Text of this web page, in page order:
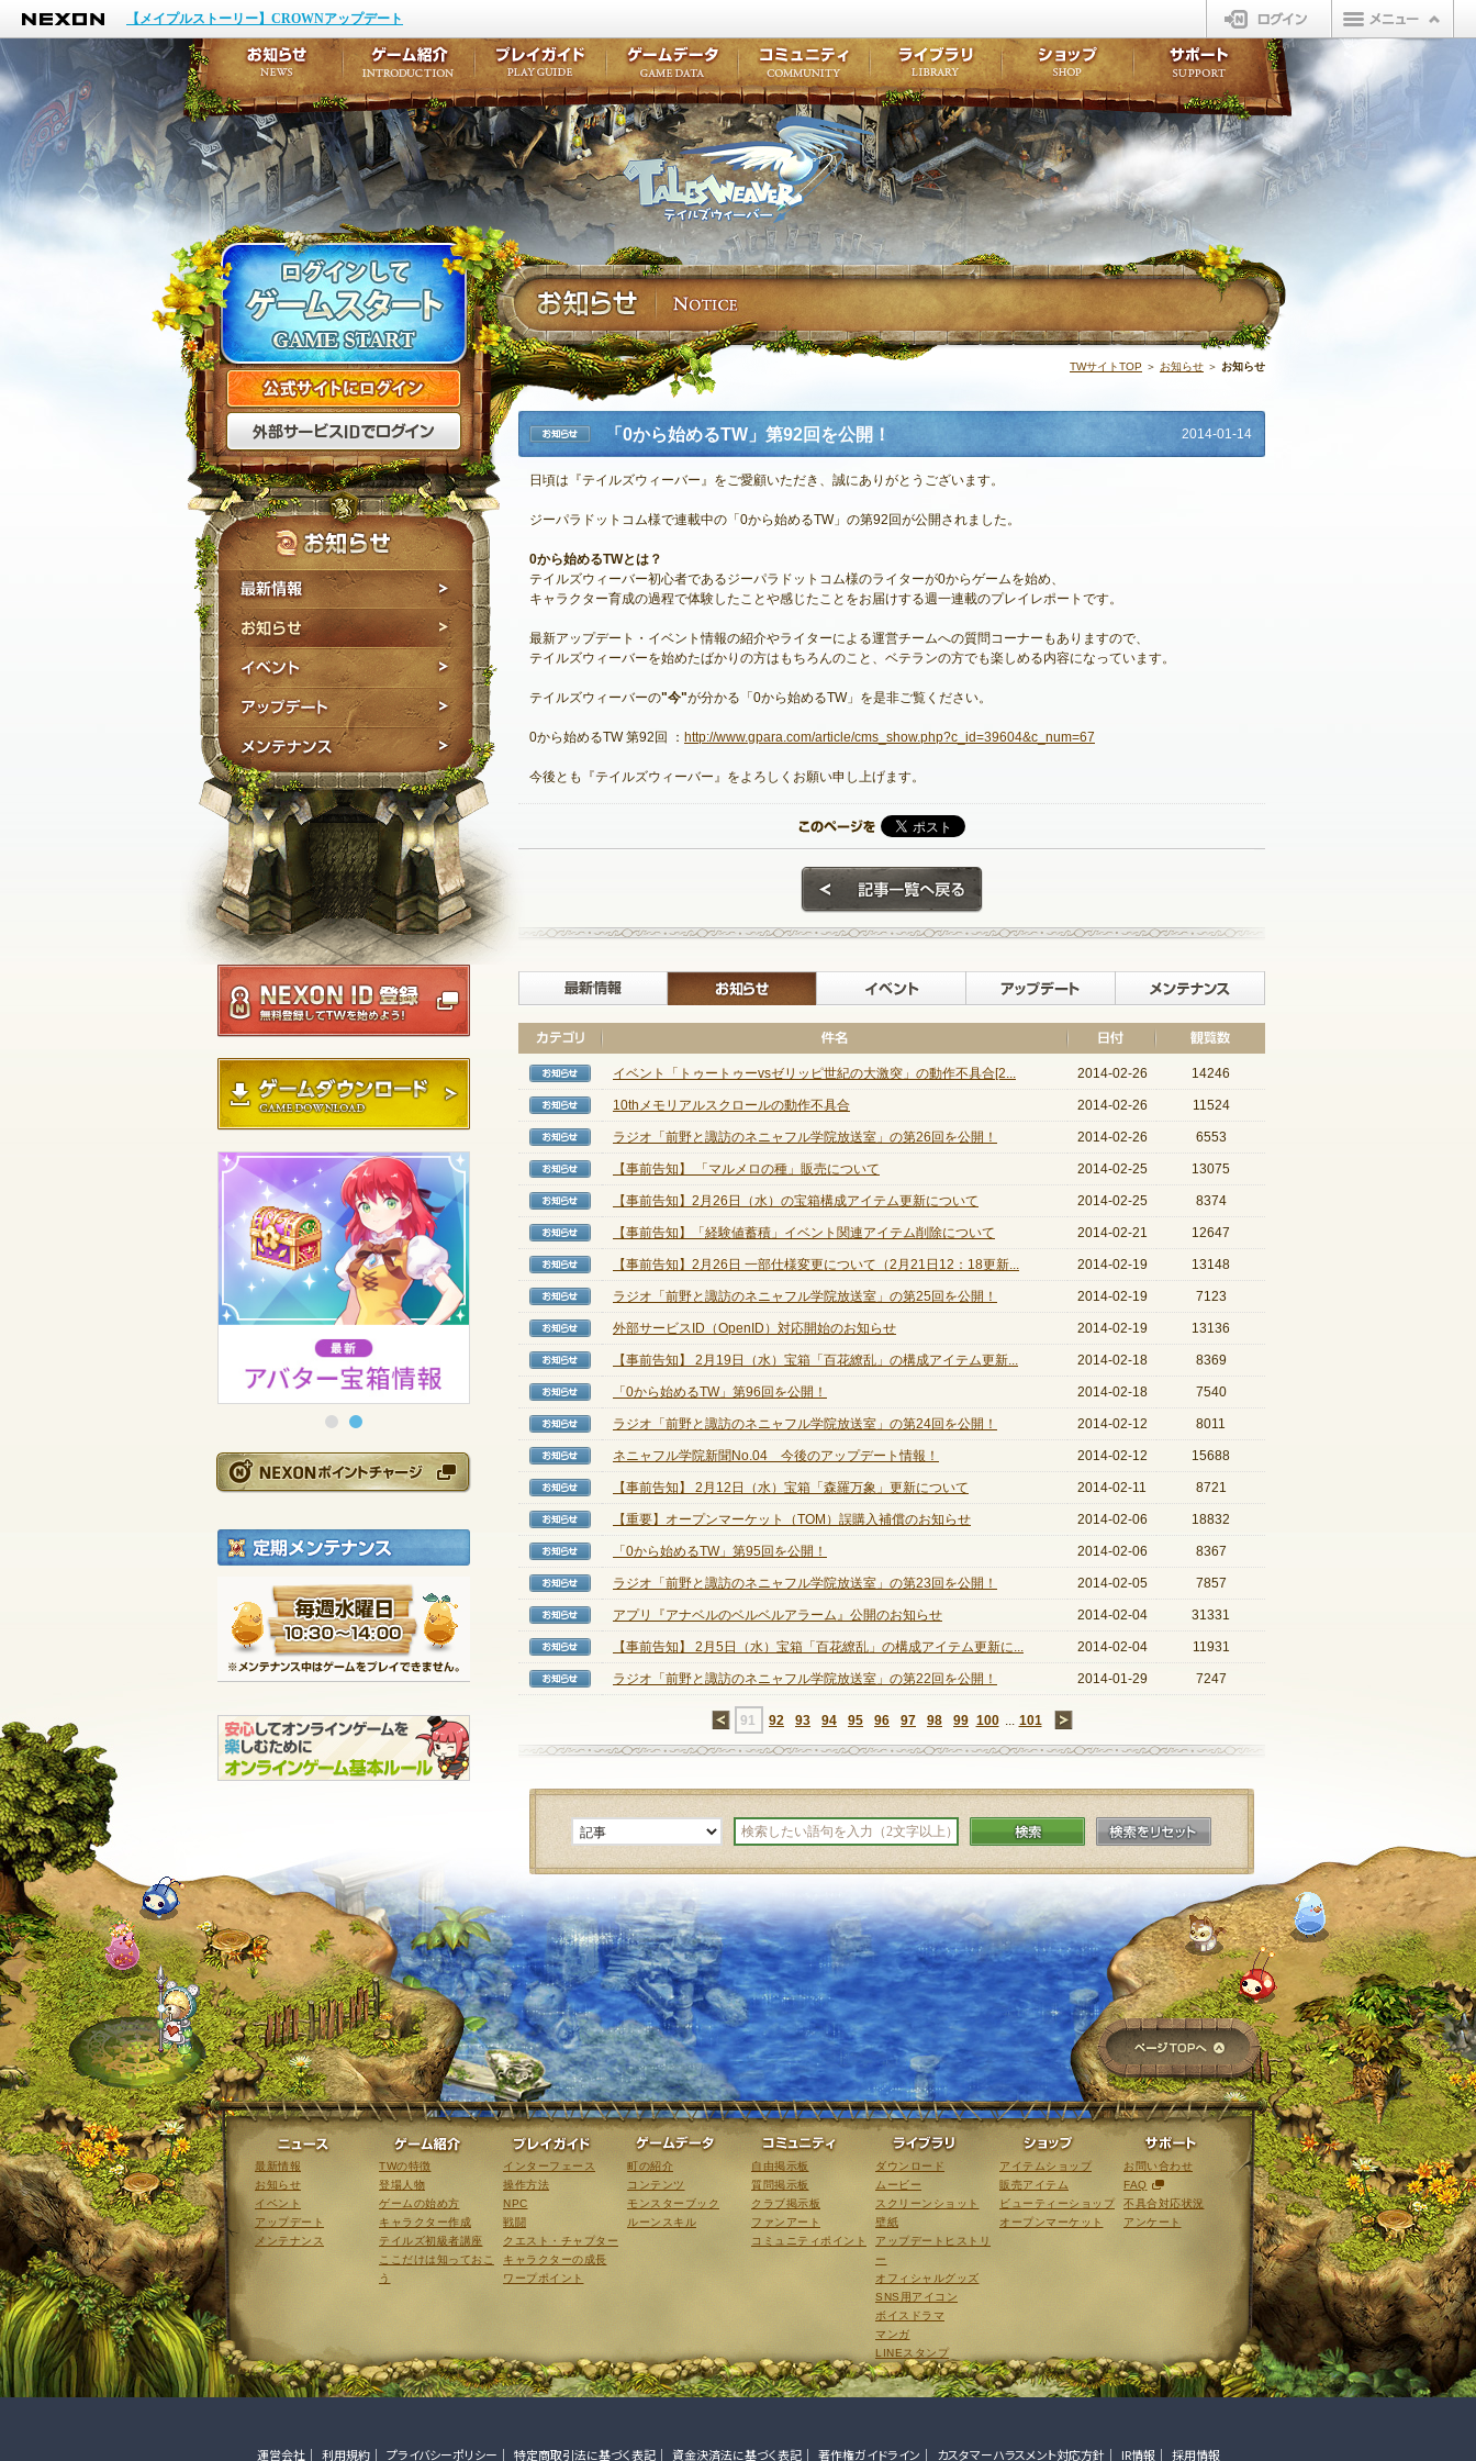
NEXON
【メイプルストーリー】CROWNアップデート
ログイン
テイルズウィーバー
公式サイトにログイン
外部サービスIDでログイン
最新情報
イベント
アップデート
メンテナンス
NEXON ID登録
ゲームダウンロード
NEXONポイントチャージ
定期メンテナンス
毎週水曜日 10:30～14:00
※メンテナンス中はゲームをプレイできません。
TWサイトTOP ＞ お知らせ ＞ お知らせ
お知らせ
「0から始めるTW」第92回を公開！ 2014-01-14
日頃は『テイルズウィーバー』をご愛顧いただき、誠にありがとうございます。
ジーパラドットコム様で連載中の「0から始めるTW」の第92回が公開されました。
0から始めるTWとは？
テイルズウィーバー初心者であるジーパラドットコム様のライターが0からゲームを始め、
キャラクター育成の過程で体験したことや感じたことをお届けする週一連載のプレイレポートです。
最新アップデート・イベント情報の紹介やライターによる運営チームへの質問コーナーもありますので、
テイルズウィーバーを始めたばかりの方はもちろんのこと、ベテランの方でも楽しめる内容になっています。
テイルズウィーバーの"今"が分かる「0から始めるTW」を是非ご覧ください。
0から始めるTW 第92回 ： http://www.gpara.com/article/cms_show.php?c_id=39604&c_num=67
今後とも『テイルズウィーバー』をよろしくお願い申し上げます。
最新情報 お知らせ イベント アップデート
【お知らせ】
イベント「トゥートゥーvsゼリッピ世紀の大激突」の動作不具合[2... 2014-02-26 14246
【お知らせ】
10thメモリアルスクロールの動作不具合 2014-02-26 11524
【お知らせ】
ラジオ「前野と諏訪のネニャフル学院放送室」の第26回を公開！ 2014-02-26 6553
【お知らせ】
【事前告知】 「マルメロの種」販売について 2014-02-25 13075
【お知らせ】
【事前告知】2月26日（水）の宝箱構成アイテム更新について 2014-02-25 8374
【お知らせ】
【事前告知】「経験値蓄積」イベント関連アイテム削除について 2014-02-21 12647
【お知らせ】
【事前告知】2月26日 一部仕様変更について（2月21日12：18更新... 2014-02-19 13148
【お知らせ】
ラジオ「前野と諏訪のネニャフル学院放送室」の第25回を公開！ 2014-02-19 7123
【お知らせ】
外部サービスID（OpenID）対応開始のお知らせ 2014-02-19 13136
【お知らせ】
【事前告知】 2月19日（水）宝箱「百花繚乱」の構成アイテム更新... 2014-02-18 8369
【お知らせ】
「0から始めるTW」第96回を公開！ 2014-02-18 7540
【お知らせ】
ラジオ「前野と諏訪のネニャフル学院放送室」の第24回を公開！ 2014-02-12 8011
【お知らせ】
ネニャフル学院新聞No.04 今後のアップデート情報！ 2014-02-12 15688
【お知らせ】
【事前告知】 2月12日（水）宝箱「森羅万象」更新について 2014-02-11 8721
【お知らせ】
【重要】オープンマーケット（TOM）誤購入補償のお知らせ 2014-02-06 18832
【お知らせ】
「0から始めるTW」第95回を公開！ 2014-02-06 8367
【お知らせ】
ラジオ「前野と諏訪のネニャフル学院放送室」の第23回を公開！ 2014-02-05 7857
【お知らせ】
アプリ『アナベルのベルベルアラーム』公開のお知らせ 2014-02-04 31331
【お知らせ】
【事前告知】 2月5日（水）宝箱「百花繚乱」の構成アイテム更新に... 2014-02-04 11931
【お知らせ】
ラジオ「前野と諏訪のネニャフル学院放送室」の第22回を公開！ 2014-01-29 7247
←
91 92 93 94 95 96 97 98 99 100 ... 101
検索 検索をリセット
お知らせ
イベント
アップデート
メンテナンス
ゲーム紹介
ここだけは知っておこうプレイガイド
ワープポイント
ゲームデータ
ルーンスキル
コミュニティ
コミュニティポイントライブラリ
LINEスタンプ
ショップ
販売アイテム
ビューティーショップ
オープンマーケットサポート
不具合対応状況
アンケート
ページTOPへ
ニュース
最新情報
お知らせ
イベント
アップデート
メンテナンス
ゲーム紹介
TWの特徴
登場人物
ゲームの始め方
キャラクター作成
テイルズ初級者講座
ここだけは知っておこ
う
プレイガイド
インターフェース
操作方法
NPC
戦闘
クエスト・チャプター
キャラクターの成長
ワープポイント
ゲームデータ
町の紹介
コンテンツ
モンスターブック
ルーンスキル
コミュニティ
自由掲示板
質問掲示板
クラブ掲示板
ファンアート
コミュニティポイント
ライブラリ
ダウンロード
ムービー
スクリーンショット
壁紙
アップデートヒストリ
ー
オフィシャルグッズ
SNS用アイコン
ボイスドラマ
マンガ
LINEスタンプ
ショップ
アイテムショップ
販売アイテム
ビューティーショップ
オープンマーケット
サポート
お問い合わせ
FAQ
不具合対応状況
アンケート
運営会社 利用規約 プライバシーポリシー 特定商取引法に基づく表記 資金決済法に基づく表記 著作権ガイドライン カスタマーハラスメント対応方針 IR情報 採用情報